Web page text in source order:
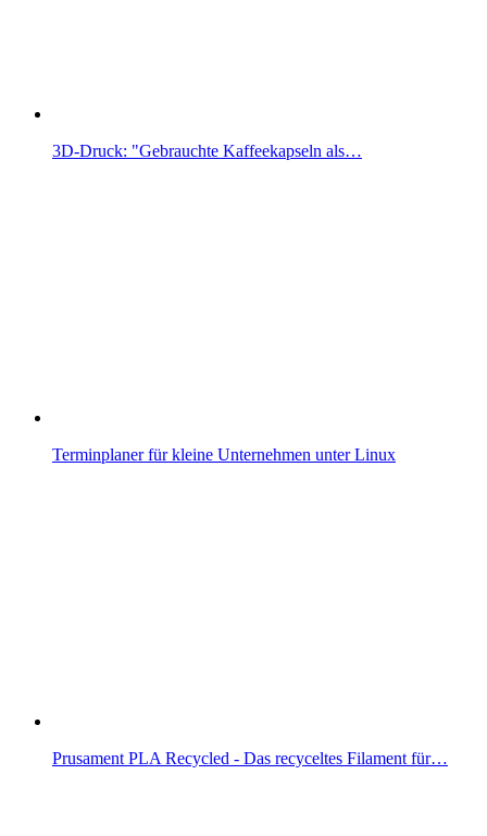
3D-Druck: "Gebrauchte Kaffeekapseln als…
Terminplaner für kleine Unternehmen unter Linux
Prusament PLA Recycled - Das recyceltes Filament für…